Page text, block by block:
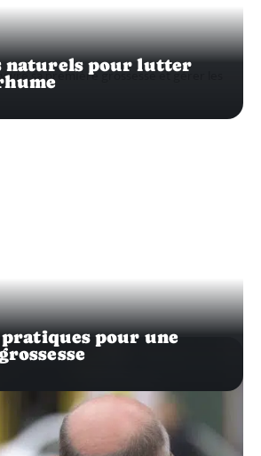
naturels pour lutter
pratiques pour une